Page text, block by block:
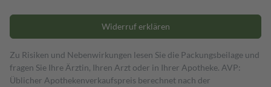
Widerruf erklären
Zu Risiken und Nebenwirkungen lesen Sie die Packungsbeilage und
fragen Sie Ihre Ärztin, Ihren Arzt oder in Ihrer Apotheke. AVP:
Üblicher Apothekenverkaufspreis berechnet nach der